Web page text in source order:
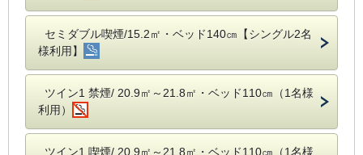
セミダブル喫煙/15.2㎡・ベッド140㎝【シングル2名
様利用】
ツイン1 禁煙/ 20.9㎡～21.8㎡・ベッド110㎝（1名様
利用）
ツイン1 喫煙/ 20.9㎡～21.8㎡・ベッド110㎝（1名様